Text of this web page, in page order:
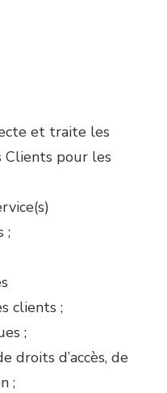
et traite les
Clients pour les
;
clients ;
;
droits d’accès, de
;